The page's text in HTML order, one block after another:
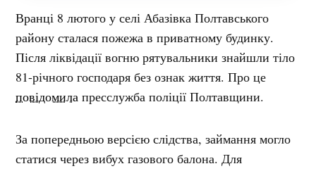
Вранці 8 лютого у селі Абазівка Полтавського
району сталася пожежа в приватному будинку.
Після ліквідації вогню рятувальники знайшли тіло
81-річного господаря без ознак життя. Про це
повідомила пресслужба поліції Полтавщини.
За попередньою версією слідства, займання могло
статися через вибух газового балона. Для